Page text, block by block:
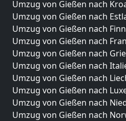
Umzug von Gießen nach
Umzug von Gießen nach
Umzug von Gießen nach
Umzug von Gießen nach
Umzug von Gießen nach
Umzug von Gießen nach
Umzug von Gießen nach
Umzug von Gießen nach
Umzug von Gießen nach
Umzug von Gießen nach